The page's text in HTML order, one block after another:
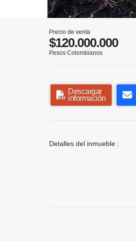
Precio de venta
$120.000.000
Pesos Colombianos
Descargar
información
Detalles del inmueble :